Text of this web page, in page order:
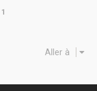
1
Aller à